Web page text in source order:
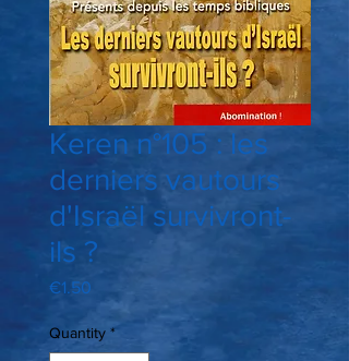
Keren n°105 : les
derniers vautours
d'Israël survivront-
ils ?
€1.50
Quantity *